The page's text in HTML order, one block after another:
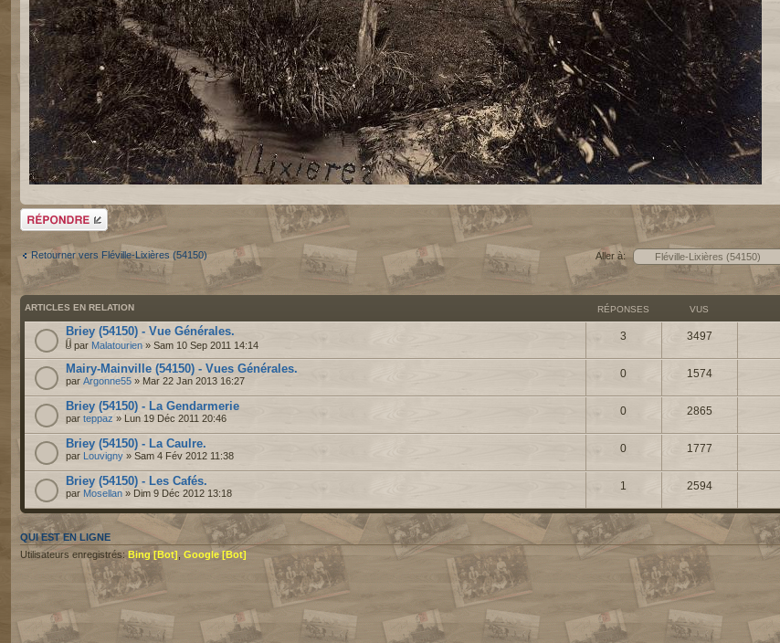
Répondre
Retourner vers Fléville-Lixières (54150) Aller à:
ARTICLES EN RELATION RÉPONSES VUS
Briey (54150) - Vue Générales.
par Malatourien » Sam 10 Sep 2011 14:14
3 3497
Mairy-Mainville (54150) - Vues Générales.
par Argonne55 » Mar 22 Jan 2013 16:27
0 1574
Briey (54150) - La Gendarmerie
par teppaz » Lun 19 Déc 2011 20:46
0 2865
Briey (54150) - La Caulre.
par Louvigny » Sam 4 Fév 2012 11:38
0 1777
Briey (54150) - Les Cafés.
par Mosellan » Dim 9 Déc 2012 13:18
1 2594
QUI EST EN LIGNE
Utilisateurs enregistrés: Bing [Bot] Google [Bot]